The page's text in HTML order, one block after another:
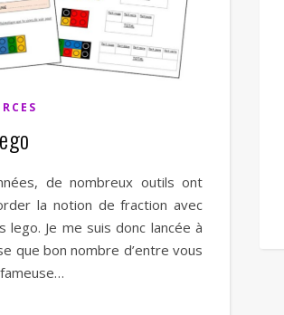
de nombreux outils ont
la notion de fraction avec
Je me suis donc lancée à
que bon nombre d’entre vous